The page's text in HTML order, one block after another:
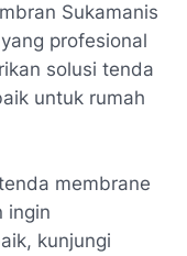
Sukamanis
profesional
solusi tenda
untuk rumah
membrane
ingin
kunjungi